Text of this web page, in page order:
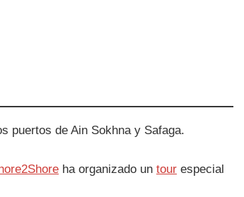
puertos de Ain Sokhna y Safaga.
ha organizado un tour especial